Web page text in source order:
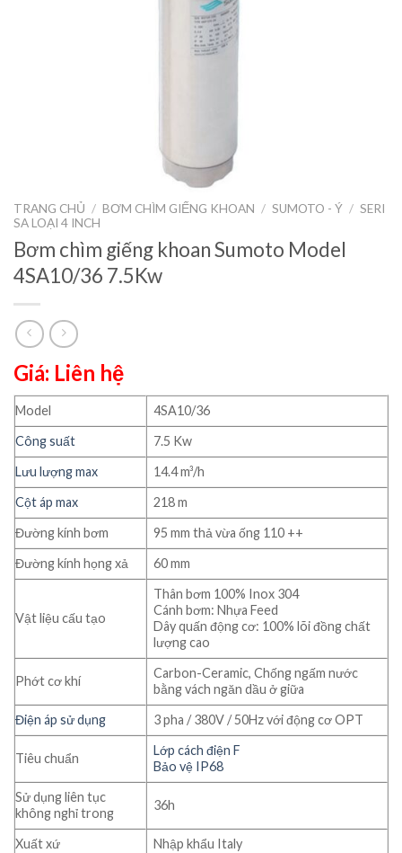
TRANG CHỦ / BƠM CHÌM GIẾNG KHOAN / SUMOTO - Ý / SERI
SA LOẠI 4 INCH
Bơm chìm giếng khoan Sumoto Model
4SA10/36 7.5Kw
Giá: Liên hệ
Model
4SA10/36
Công suất
7.5 Kw
Lưu lượng max
14.4 m³/h
Cột áp max
218 m
Đường kính bơm
95 mm thả vừa ống 110 ++
Đường kính họng xả
60 mm
Vật liệu cấu tạo
Thân bơm 100% Inox 304
Cánh bơm: Nhựa Feed
Dây quấn động cơ: 100% lõi đồng chất
lượng cao
Phớt cơ khí
Carbon-Ceramic, Chống ngấm nước
bằng vách ngăn dầu ở giữa
Điện áp sử dụng
3 pha / 380V / 50Hz với động cơ OPT
Tiêu chuẩn
Lớp cách điện F
Bảo vệ IP68
Sử dụng liên tục
không nghỉ trong
36h
Xuất xứ
Nhập khẩu Italy